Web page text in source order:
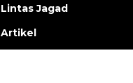
Lintas Jagad
Artikel